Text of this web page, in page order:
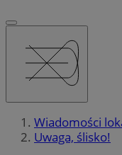
Wiadomości
Uwaga, ślisko!